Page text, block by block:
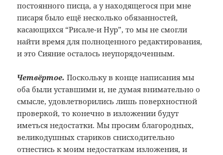
постоянного писца, а у находящегося при мне
писаря было ещё несколько обязанностей,
касающихся “Рисале-и Нур”, то мы не смогли
найти время для полноценного редактирования,
и это Сияние осталось неупорядоченным.
Четвёртое. Поскольку в конце написания мы
оба были уставшими и, не думая внимательно о
смысле, удовлетворились лишь поверхностной
проверкой, то конечно в изложении будут
иметься недостатки. Мы просим благородных,
великодушных стариков снисходительно
отнестись к моим недостаткам изложения, и